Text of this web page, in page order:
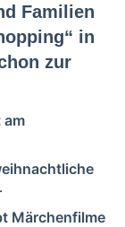
Familien
in
zur
am
Märchenfilme